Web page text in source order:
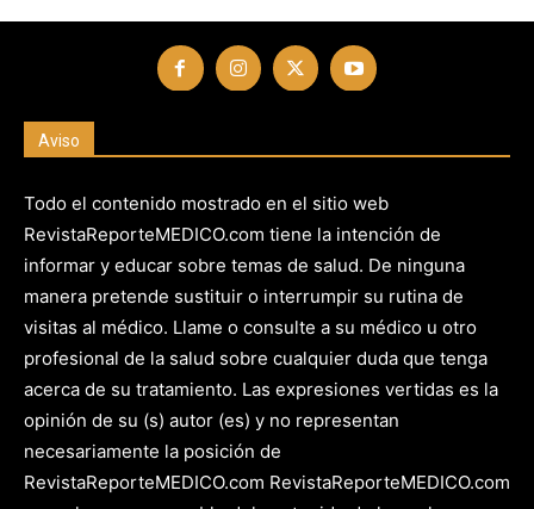
Aviso
Todo el contenido mostrado en el sitio web
RevistaReporteMEDICO.com tiene la intención de
informar y educar sobre temas de salud. De ninguna
manera pretende sustituir o interrumpir su rutina de
visitas al médico. Llame o consulte a su médico u otro
profesional de la salud sobre cualquier duda que tenga
acerca de su tratamiento. Las expresiones vertidas es la
opinión de su (s) autor (es) y no representan
necesariamente la posición de
RevistaReporteMEDICO.com RevistaReporteMEDICO.com